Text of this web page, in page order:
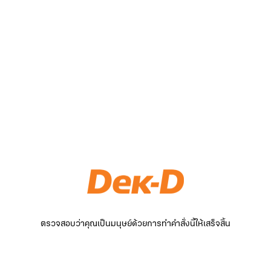
ตรวจสอบว่าคุณเป็นมนุษย์ด้วยการทำคำสั่งนี้ให้เสร็จสิ้น